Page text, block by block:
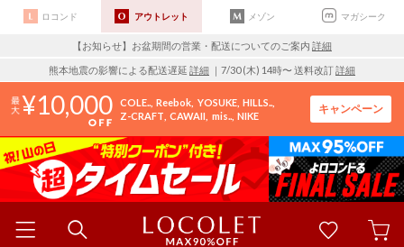
ロコンド アウトレット メゾン マガシーク
【お知らせ】お盆期間の営業・配送についてのご案内 詳細
熊本地震の影響による配送遅延 詳細 ｜7/30 (木) 14時〜 送料改訂詳細
10,000 COLE.. Reebok YOSUKE HILLS..
Z-CRAFT CAWAII mis.. NIKE
キャンペーン